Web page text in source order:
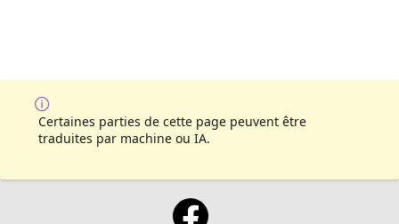
Certaines parties de cette page peuvent être
traduites par machine ou IA.